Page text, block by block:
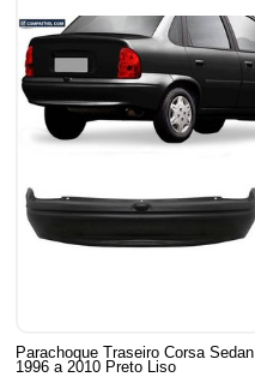
Parachoque Traseiro Corsa Sedan
1996 a 2010 Preto Liso